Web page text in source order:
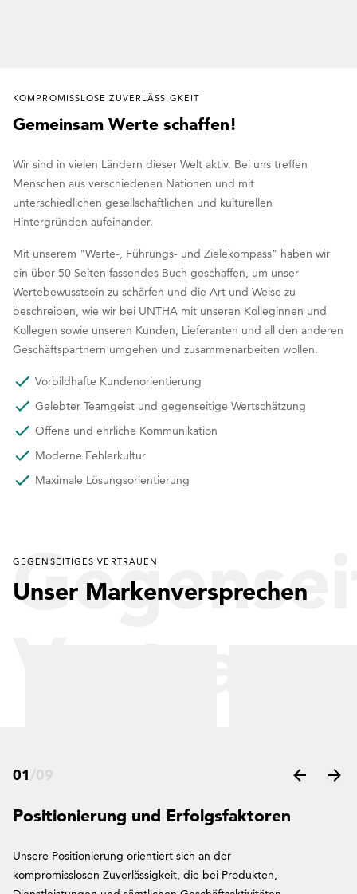
KOMPROMISSLOSE ZUVERLÄSSIGKEIT
Gemeinsam Werte schaffen!
Wir sind in vielen Ländern dieser Welt aktiv. Bei uns treffen
Menschen aus verschiedenen Nationen und mit
unterschiedlichen gesellschaftlichen und kulturellen
Hintergründen aufeinander.
Mit unserem "Werte-, Führungs- und Zielekompass" haben wir
ein über 50 Seiten fassendes Buch geschaffen, um unser
Wertebewusstsein zu schärfen und die Art und Weise zu
beschreiben, wie wir bei UNTHA mit unseren Kolleginnen und
Kollegen sowie unseren Kunden, Lieferanten und all den anderen
Geschäftspartnern umgehen und zusammenarbeiten wollen.
Vorbildhafte Kundenorientierung
Gelebter Teamgeist und gegenseitige Wertschätzung
Offene und ehrliche Kommunikation
Moderne Fehlerkultur
Maximale Lösungsorientierung
GEGENSEITIGES VERTRAUEN
Unser Markenversprechen
01
Positionierung und Erfolgsfaktoren
Unsere Positionierung orientiert sich an der
kompromisslosen Zuverlässigkeit, die bei Produkten,